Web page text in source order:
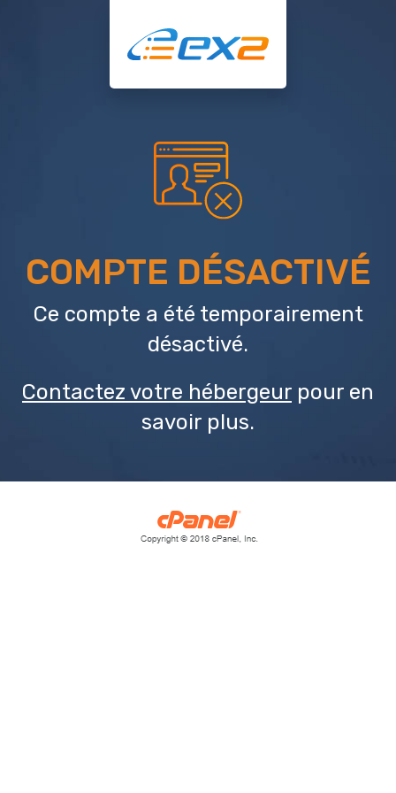
COMPTE DÉSACTIVÉ
Ce compte a été temporairement
désactivé.
Contactez votre hébergeur pour en
savoir plus.